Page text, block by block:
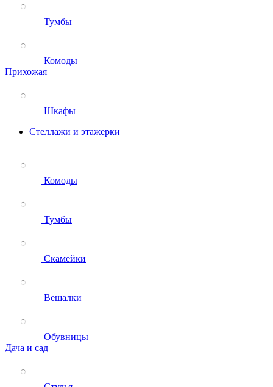
Тумбы
Комоды
Прихожая
Шкафы
Стеллажи и этажерки
Комоды
Тумбы
Скамейки
Вешалки
Обувницы
Дача и сад